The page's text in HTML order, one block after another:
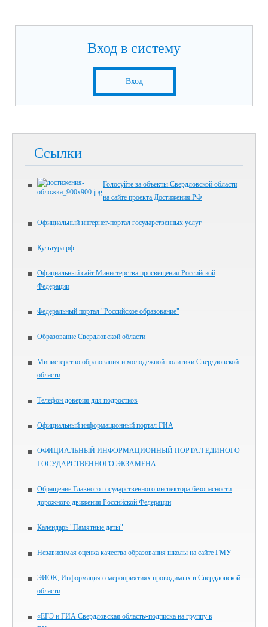
Вход в систему
Вход
Ссылки
Голосуйте за объекты Свердловской области
на сайте проекта Достижения.РФ
Официальный интернет-портал государственных услуг
Культура.рф
Официальный сайт Министерства просвещения Российской
Федерации
Федеральный портал "Российское образование"
Образование Свердловской области
Министерство образования и молодежной политики Свердловской
области
Телефон доверия для подростков
Официальный информационный портал ГИА
ОФИЦИАЛЬНЫЙ ИНФОРМАЦИОННЫЙ ПОРТАЛ ЕДИНОГО
ГОСУДАРСТВЕННОГО ЭКЗАМЕНА
Обращение Главного государственного инспектора безопасности
дорожного движения Российской Федерации
Календарь "Памятные даты"
Независимая оценка качества образования школы на сайте ГМУ
ЭИОК, Информация о мероприятиях проводимых в Свердловской
области
«ЕГЭ и ГИА Свердловская область»подписка на группу в